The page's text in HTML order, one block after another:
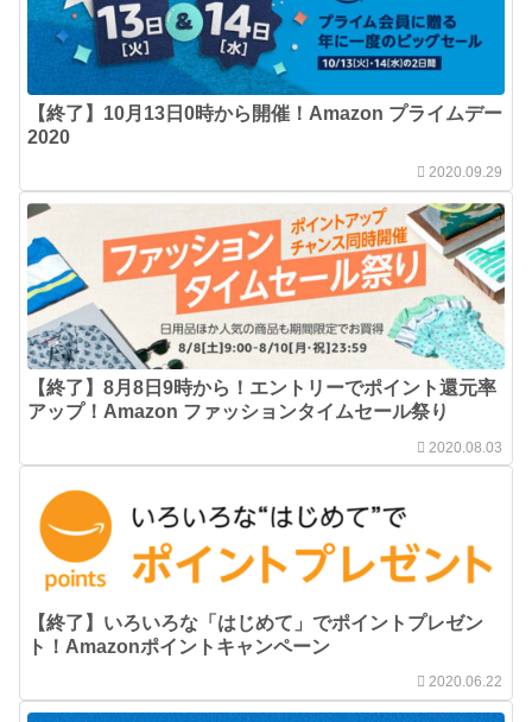
【終了】10月13日0時から開催！Amazon プライムデー
2020
2020.09.29
【終了】8月8日9時から！エントリーでポイント還元率
アップ！Amazon ファッションタイムセール祭り
2020.08.03
【終了】いろいろな「はじめて」でポイントプレゼン
ト！Amazonポイントキャンペーン
2020.06.22